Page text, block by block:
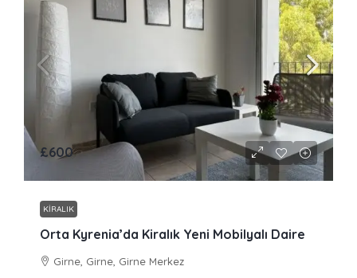
£600
KIRALIK
Orta Kyrenia’da Kiralık Yeni Mobilyalı Daire
Girne, Girne, Girne Merkez